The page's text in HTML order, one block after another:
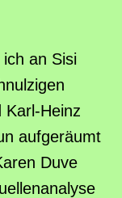
an Sisi
Karl-Heinz
aufgeräumt
Duve